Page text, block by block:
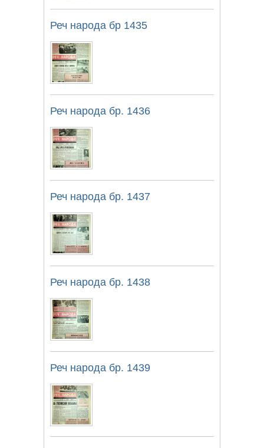
Реч народа бр 1435
Реч народа бр. 1436
Реч народа бр. 1437
Реч народа бр. 1438
Реч народа бр. 1439